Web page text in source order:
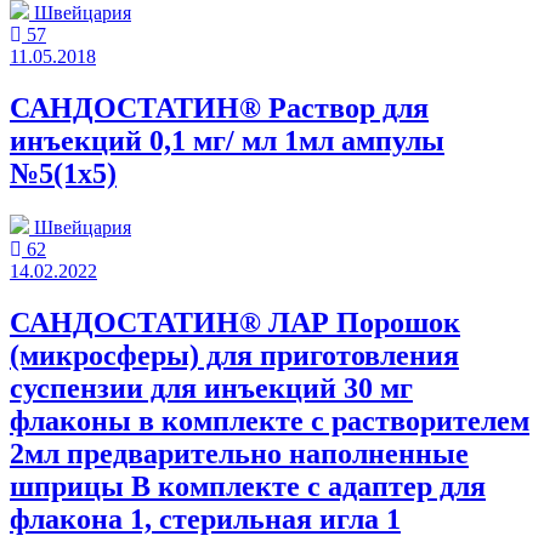
Швейцария
57
11.05.2018
САНДОСТАТИН® Раствор для
инъекций 0,1 мг/ мл 1мл ампулы
№5(1x5)
Швейцария
62
14.02.2022
САНДОСТАТИН® ЛАР Порошок
(микросферы) для приготовления
суспензии для инъекций 30 мг
флаконы в комплекте с растворителем
2мл предварительно наполненные
шприцы В комплекте с адаптер для
флакона 1, стерильная игла 1